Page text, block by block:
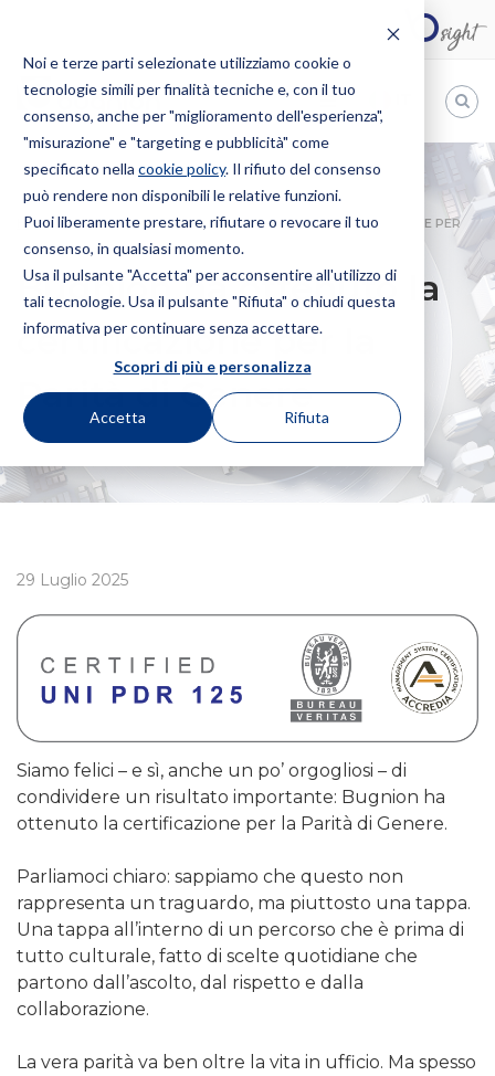
Noi e terze parti selezionate utilizziamo cookie o
tecnologie simili per finalità tecniche e, con il tuo
consenso, anche per "miglioramento dell'esperienza",
"misurazione" e "targeting e pubblicità" come
specificato nella cookie policy. Il rifiuto del consenso
può rendere non disponibili le relative funzioni.
Puoi liberamente prestare, rifiutare o revocare il tuo
consenso, in qualsiasi momento.
Usa il pulsante "Accetta" per acconsentire all'utilizzo di
tali tecnologie. Usa il pulsante "Rifiuta" o chiudi questa
informativa per continuare senza accettare.
Scopri di più e personalizza
Accetta Rifiuta
Bugnion
The
way
HOME NEWS
BUGNION HA OTTENUTO LA CERTIFICAZIONE PER
LA PARITÀ DI GENERE
Bugnion ha ottenuto la
certificazione per la
Parità di Genere
29 Luglio 2025
Siamo felici – e sì, anche un po’ orgogliosi – di
condividere un risultato importante: Bugnion ha
ottenuto la certificazione per la Parità di Genere.
Parliamoci chiaro: sappiamo che questo non
rappresenta un traguardo, ma piuttosto una tappa.
Una tappa all’interno di un percorso che è prima di
tutto culturale, fatto di scelte quotidiane che
partono dall’ascolto, dal rispetto e dalla
collaborazione.
La vera parità va ben oltre la vita in ufficio. Ma spesso